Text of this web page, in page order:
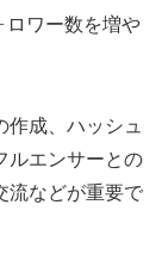
ロワー数を増や
成、ハッシュ
ルエンサーとの
流などが重要で